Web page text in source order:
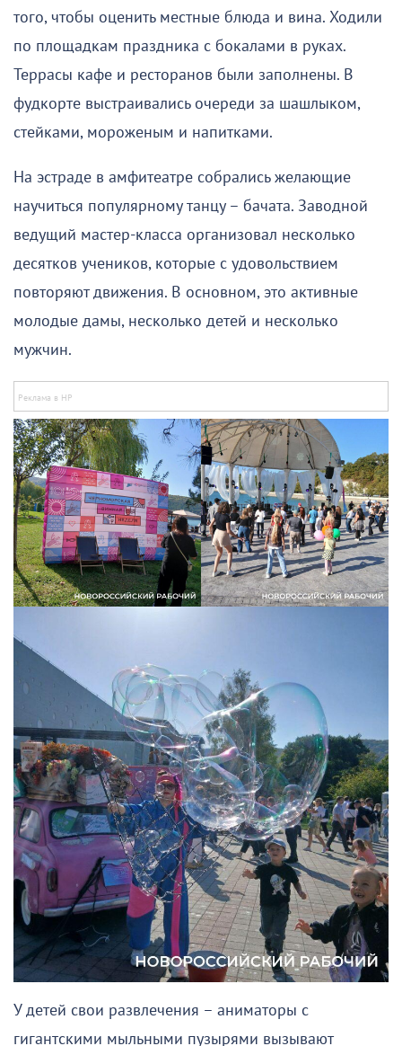
того, чтобы оценить местные блюда и вина. Ходили
по площадкам праздника с бокалами в руках.
Террасы кафе и ресторанов были заполнены. В
фудкорте выстраивались очереди за шашлыком,
стейками, мороженым и напитками.
На эстраде в амфитеатре собрались желающие
научиться популярному танцу – бачата. Заводной
ведущий мастер-класса организовал несколько
десятков учеников, которые с удовольствием
повторяют движения. В основном, это активные
молодые дамы, несколько детей и несколько
мужчин.
У детей свои развлечения – аниматоры с
гигантскими мыльными пузырями вызывают